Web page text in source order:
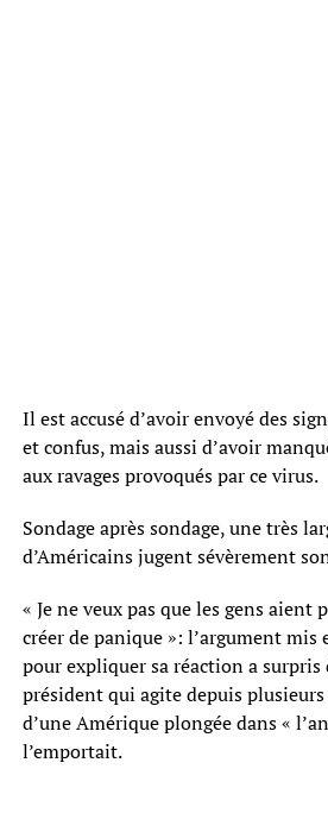
Il est accusé d’avoir envoyé des
et confus, mais aussi d’avoir
aux ravages provoqués par ce virus.
Sondage après sondage, une très
d’Américains jugent sévèrement
« Je ne veux pas que les gens aient
créer de panique »: l’argument mis
pour expliquer sa réaction a surpris
président qui agite depuis
d’une Amérique plongée dans «
l’emportait.